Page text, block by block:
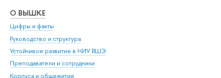
О ВЫШКЕ
Цифры и факты
Руководство и структура
Устойчивое развитие в НИУ ВШЭ
Преподаватели и сотрудники
Корпуса и общежития